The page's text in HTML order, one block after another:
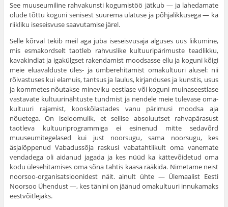
See muuseumiline rahvakunsti kogumistöö jätkub — ja lahedamate
olude tõttu koguni senisest suurema ulatuse ja põhjalikkusega — ka
riikliku iseseisvuse saavutamise järel.
Selle kõrval tekib meil aga juba iseseisvusaja alguses uus liikumine,
mis esmakordselt taotleb rahvuslike kultuuripärimuste teadlikku,
kavakindlat ja igakülgset rakendamist mood­sasse ellu ja koguni kõigi
meie eluavalduste üles- ja ümberehitamist omakultuuri alusel: nii
rõivastuses kui elamuis, tantsus ja laulus, kirjanduses ja kunstis, usus
ja kommetes nõutakse mineviku eestlase või koguni muinaseestlase
vas­tavate kultuurinähtuste tundmist ja nendele meie tulevase oma­
kultuuri rajamist, kooskõlastades vanu pärimusi moodsa aja
nõuetega. On iseloomulik, et sellise absoluutset rahvapärasust
taotleva kultuuriprogrammiga ei esinenud mitte sedavõrd
muuseumitegelased kui just noorsugu, sama noorsugu, kes
äsjalõppenud Vabadussõja raskusi vabatahtlikult oma vanemate
vendadega oli aidanud jagada ja kes nüüd ka kättevõidetud oma
kodu ülesehitamises oma sõna tahtis kaasa rääkida. Nime­tame neist
noorsoo-organisatsioonidest näit. ainult ühte — Üle­maalist Eesti
Noorsoo Ühendust —, kes tänini on jäänud oma­kultuuri innukamaks
eestvõitlejaks.